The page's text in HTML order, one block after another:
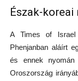
Észak-koreai
A Times of
Phenjanban aláírt
és ennek
Oroszország